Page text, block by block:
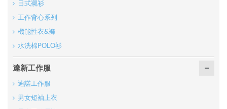
日式襯衫
工作背心系列
機能性衣&褲
水洗棉POLO衫
達新工作服
迪諾工作服
男女短袖上衣